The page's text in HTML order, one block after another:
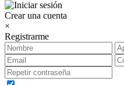
Crear una cuenta
×
Registrarme